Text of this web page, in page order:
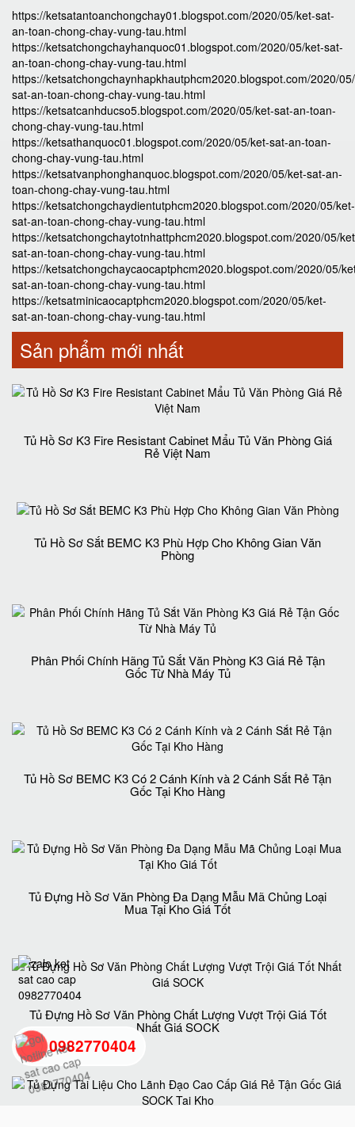
https://ketsatantoanchongchay01.blogspot.com/2020/05/ket-sat-
an-toan-chong-chay-vung-tau.html
https://ketsatchongchayhanquoc01.blogspot.com/2020/05/ket-sat-
an-toan-chong-chay-vung-tau.html
https://ketsatchongchaynhapkhautphcm2020.blogspot.com/2020/
sat-an-toan-chong-chay-vung-tau.html
https://ketsatcanhducso5.blogspot.com/2020/05/ket-sat-an-toan-
chong-chay-vung-tau.html
https://ketsathanquoc01.blogspot.com/2020/05/ket-sat-an-toan-
chong-chay-vung-tau.html
https://ketsatvanphonghanquoc.blogspot.com/2020/05/ket-sat-an-
toan-chong-chay-vung-tau.html
https://ketsatchongchaydientutphcm2020.blogspot.com/2020/05/ket-
sat-an-toan-chong-chay-vung-tau.html
https://ketsatchongchaytotnhattphcm2020.blogspot.com/2020/05/
sat-an-toan-chong-chay-vung-tau.html
https://ketsatchongchaycaocaptphcm2020.blogspot.com/2020/05/
sat-an-toan-chong-chay-vung-tau.html
https://ketsatminicaocaptphcm2020.blogspot.com/2020/05/ket-
sat-an-toan-chong-chay-vung-tau.html
Sản phẩm mới nhất
Tủ Hồ Sơ K3 Fire Resistant Cabinet Mẩu Tủ Văn Phòng Giá
Rẻ Việt Nam
Tủ Hồ Sơ Sắt BEMC K3 Phù Hợp Cho Không Gian Văn
Phòng
Phân Phối Chính Hãng Tủ Sắt Văn Phòng K3 Giá Rẻ Tận
Gốc Từ Nhà Máy Tủ
Tủ Hồ Sơ BEMC K3 Có 2 Cánh Kính và 2 Cánh Sắt Rẻ Tận
Gốc Tại Kho Hàng
Tủ Đựng Hồ Sơ Văn Phòng Đa Dạng Mẫu Mã Chủng Loại
Mua Tại Kho Giá Tốt
Tủ Đựng Hồ Sơ Văn Phòng Chất Lượng Vượt Trội Giá Tốt
Nhất Giá SOCK
0982770404